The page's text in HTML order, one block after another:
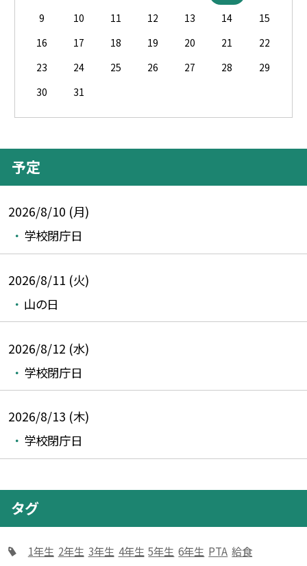
9
10 11 12 13 14
15
16
17 18 19 20 21
22
23
24 25 26 27 28
29
30
31
予定
2026/8/10 (月)
学校閉庁日
2026/8/11 (火)
山の日
2026/8/12 (水)
学校閉庁日
2026/8/13 (木)
学校閉庁日
タグ
1年生 2年生 3年生 4年生 5年生 6年生 PTA 給食